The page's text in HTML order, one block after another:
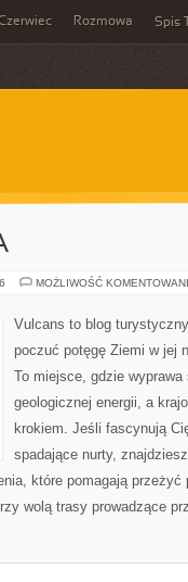
Rozmowa Spis
MOŻLIWOŚĆ
Vulcans to blog
poczuć potęgę Ziemi w jej
To miejsce, gdzie
geologicznej energii, a
krokiem. Jeśli fascynują
spadające nurty,
które pomagają przeżyć
wolą trasy prowadzące